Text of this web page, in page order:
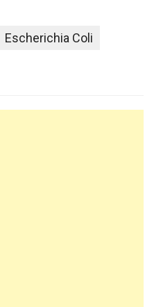
Escherichia Coli